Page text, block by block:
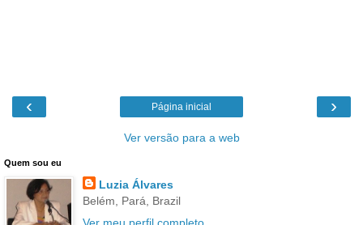
‹ ›
Página inicial
Ver versão para a web
Quem sou eu
Luzia Álvares
Belém, Pará, Brazil